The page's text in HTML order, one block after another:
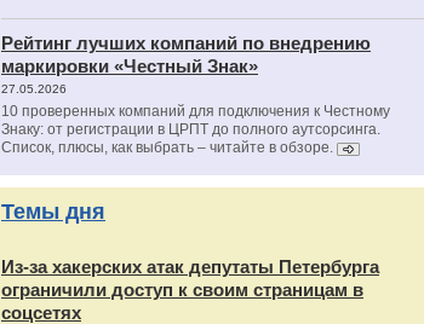
Рейтинг лучших компаний по внедрению
маркировки «Честный Знак»
27.05.2026
10 проверенных компаний для подключения к Честному
Знаку: от регистрации в ЦРПТ до полного аутсорсинга.
Список, плюсы, как выбрать – читайте в обзоре.
Темы дня
Из‑за хакерских атак депутаты Петербурга
ограничили доступ к своим страницам в
соцсетях